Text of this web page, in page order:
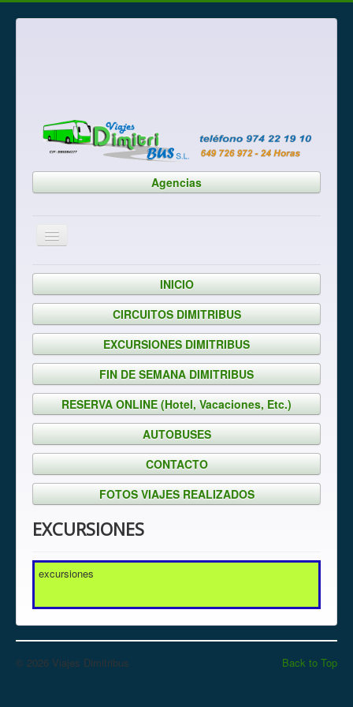
Agencias
EXCURSIONES DIMITRIBUS
INICIO
CIRCUITOS DIMITRIBUS
EXCURSIONES DIMITRIBUS
FIN DE SEMANA DIMITRIBUS
RESERVA ONLINE (Hotel, Vacaciones, Etc.)
AUTOBUSES
CONTACTO
FOTOS VIAJES REALIZADOS
EXCURSIONES
excursiones
Back to Top
© 2026 Viajes Dimitribus